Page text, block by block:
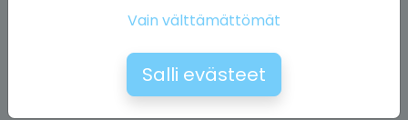
Vain välttämättömät
Salli evästeet